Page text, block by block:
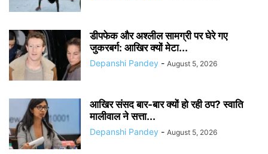
डीपफेक और अश्लील सामग्री पर घेरे गए
जुकरबर्ग: आखिर क्यों मेटा...
Depanshi Pandey - August 5, 2026
आखिर संसद बार-बार क्यों हो रही ठप? स्वाति
मालीवाल ने सत्ता...
Depanshi Pandey - August 5, 2026